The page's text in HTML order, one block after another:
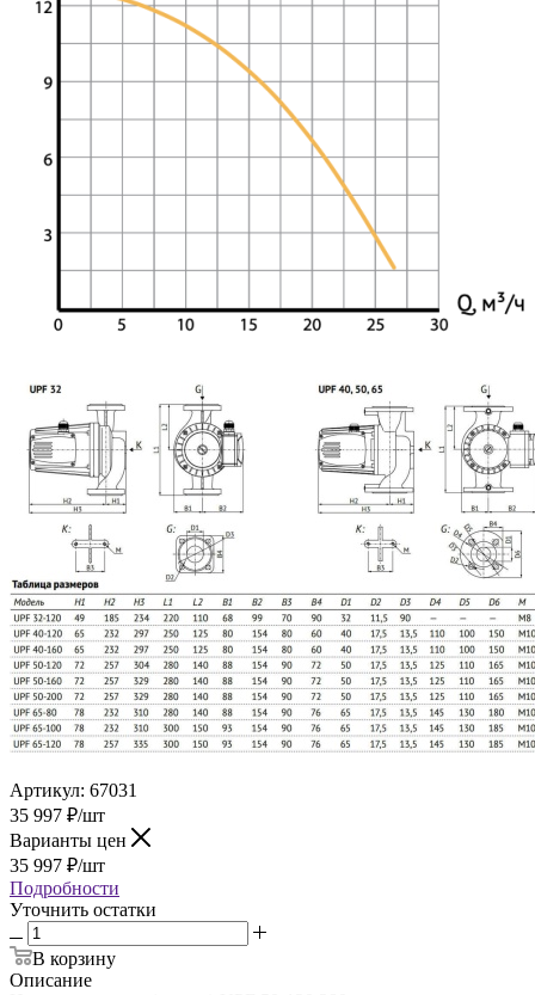
Артикул: 67031
35 997 ₽/шт
Варианты цен
35 997 ₽/шт
Подробности
Уточнить остатки
В корзину
Описание